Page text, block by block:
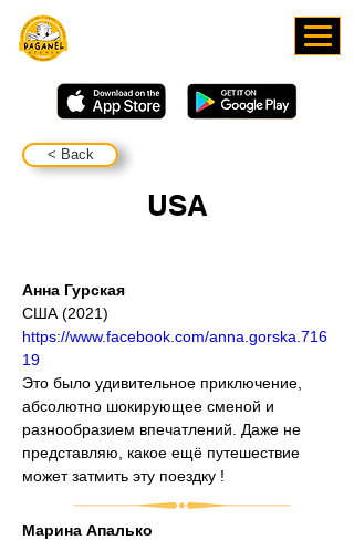
< Back
USA
Анна Гурская
США (2021)
https://www.facebook.com/anna.gorska.716
19
Это было удивительное приключение,
абсолютно шокирующее сменой и
разнообразием впечатлений. Даже не
представляю, какое ещё путешествие
может затмить эту поездку !
Марина Апалько